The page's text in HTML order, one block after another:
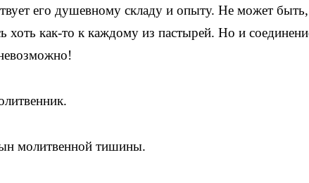
его душевному складу и опыту. Не может быть,
хоть как-то к каждому из пастырей. Но и
молитвенной тишины.